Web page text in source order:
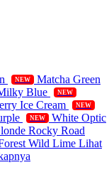
NEW Matcha Green
Blue NEW
Ice Cream NEW
NEW
White Optic
Rocky Road
Wild Lime Lihat